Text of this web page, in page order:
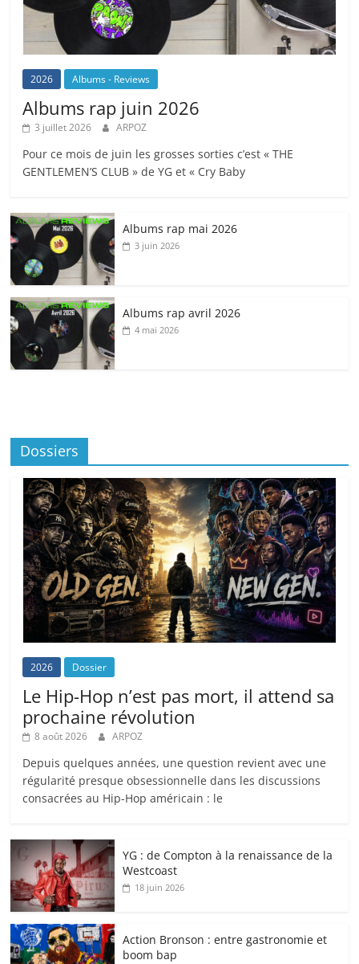
2026 Albums - Reviews
Albums rap juin 2026
3 juillet 2026 ARPOZ
Pour ce mois de juin les grosses sorties c’est « THE
GENTLEMEN’S CLUB » de YG et « Cry Baby
Albums rap mai 2026
3 juin 2026
Albums rap avril 2026
4 mai 2026
Dossiers
2026 Dossier
Le Hip-Hop n’est pas mort, il attend sa
prochaine révolution
8 août 2026 ARPOZ
Depuis quelques années, une question revient avec une
régularité presque obsessionnelle dans les discussions
consacrées au Hip-Hop américain : le
YG : de Compton à la renaissance de la
Westcoast
18 juin 2026
Action Bronson : entre gastronomie et
boom bap